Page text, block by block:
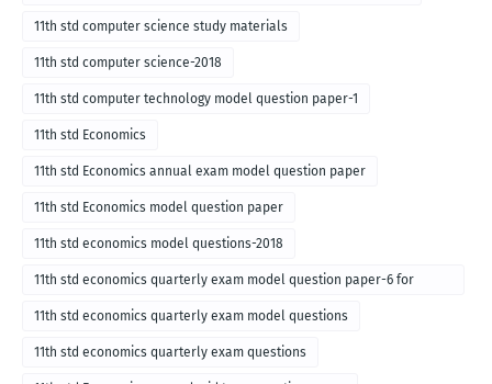
11th std computer science study materials
11th std computer science-2018
11th std computer technology model question paper-1
11th std Economics
11th std Economics annual exam model question paper
11th std Economics model question paper
11th std economics model questions-2018
11th std economics quarterly exam model question paper-6 for
English medium-2018
11th std economics quarterly exam model questions
11th std economics quarterly exam questions